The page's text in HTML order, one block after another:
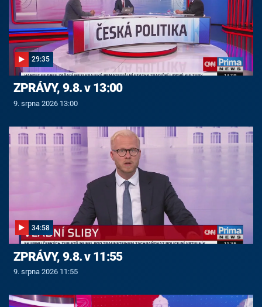
29:35
ZPRÁVY, 9.8. v 13:00
9. srpna 2026 13:00
34:58
ZPRÁVY, 9.8. v 11:55
9. srpna 2026 11:55